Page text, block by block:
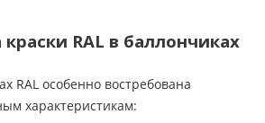
RAL в баллончиках
RAL особенно востребована
характеристикам: